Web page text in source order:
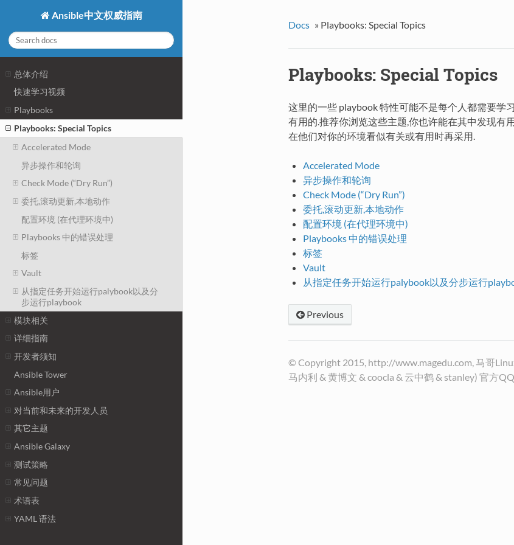
Ansible中文权威指南
总体介绍
快速学习视频
Playbooks
Playbooks: Special Topics
Accelerated Mode
异步操作和轮询
Check Mode (“Dry Run”)
委托,滚动更新,本地动作
配置环境 (在代理环境中)
Playbooks 中的错误处理
标签
Vault
从指定任务开始运行palybook以及分
步运行playbook
模块相关
详细指南
开发者须知
Ansible Tower
Ansible用户
对当前和未来的开发人员
其它主题
Ansible Galaxy
测试策略
常见问题
术语表
YAML 语法
Docs » Playbooks: Special Topics
Playbooks: Special Topics
这里的一些 playbook 特性可能不是每个人都需要学
有用的.推荐你浏览这些主题,你也许能在其中发现有
在他们对你的环境看似有关或有用时再采用.
Accelerated Mode
异步操作和轮询
Check Mode (“Dry Run”)
委托,滚动更新,本地动作
配置环境 (在代理环境中)
Playbooks 中的错误处理
标签
Vault
从指定任务开始运行palybook以及分步运行
Previous
© Copyright 2015, http://www.magedu.com, 马哥
马内利 & 黄博文 & coocla & 云中鹤 & stanley) 官方